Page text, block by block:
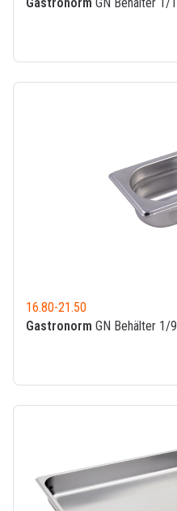
16.80-21.50
Gastronorm GN Behälter 1/9